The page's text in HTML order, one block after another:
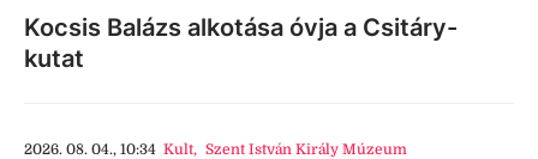
Kocsis Balázs alkotása óvja a Csitáry-
kutat
2026. 08. 04., 10:34 Kult, Szent István Király Múzeum